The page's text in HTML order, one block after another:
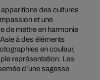
des cultures
et une
de mettre en harmonie
à des éléments
en couleur,
représentation. Les
d’une sagesse